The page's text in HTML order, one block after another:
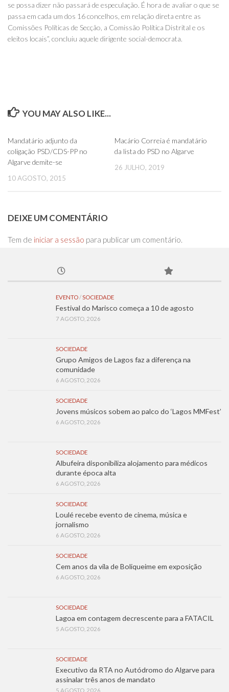
se possa dizer não passará de especulação. É hora de avaliar o que se
passa em cada um dos 16 concelhos, em relação direta entre as
Comissões Políticas de Secção, a Comissão Política Distrital e os
eleitos locais”, concluiu aquele dirigente social-democrata.
YOU MAY ALSO LIKE...
Mandatário adjunto da
coligação PSD/CDS-PP no
Algarve demite-se
10 AGOSTO, 2015
Macário Correia é mandatário
da lista do PSD no Algarve
26 JULHO, 2019
DEIXE UM COMENTÁRIO
Tem de iniciar a sessão para publicar um comentário.
EVENTO/SOCIEDADE
Festival do Marisco começa a 10 de agosto
7 AGOSTO, 2026
SOCIEDADE
Grupo Amigos de Lagos faz a diferença na
comunidade
6 AGOSTO, 2026
SOCIEDADE
Jovens músicos sobem ao palco do ‘Lagos MMFest’
6 AGOSTO, 2026
SOCIEDADE
Albufeira disponibiliza alojamento para médicos
durante época alta
6 AGOSTO, 2026
SOCIEDADE
Loulé recebe evento de cinema, música e
jornalismo
6 AGOSTO, 2026
SOCIEDADE
Cem anos da vila de Boliqueime em exposição
6 AGOSTO, 2026
SOCIEDADE
Lagoa em contagem decrescente para a FATACIL
5 AGOSTO, 2026
SOCIEDADE
Executivo da RTA no Autódromo do Algarve para
assinalar três anos de mandato
5 AGOSTO, 2026